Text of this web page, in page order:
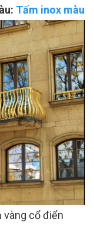
Tấm inox màu
vàng cổ điển